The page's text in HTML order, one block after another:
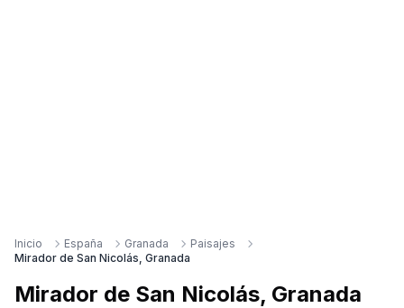
Inicio España Granada
Paisajes
Mirador de San Nicolás, Granada
Mirador de San Nicolás, Granada